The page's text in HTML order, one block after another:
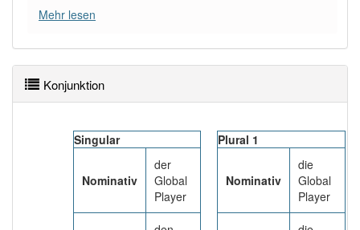
Mehr lesen
Konjunktion
Singular
Nominativ
der
Global
Player
Plural 1
Nominativ
die
Global
Player